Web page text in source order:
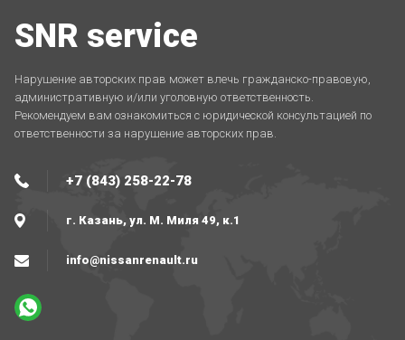
SNR service
Нарушение авторских прав может влечь гражданско-правовую,
административную и/или уголовную ответственность.
Рекомендуем вам ознакомиться с юридической консультацией по
ответственности за нарушение авторских прав.
+7 (843) 258-22-78
г. Казань, ул. М. Миля 49, к.1
info@nissanrenault.ru